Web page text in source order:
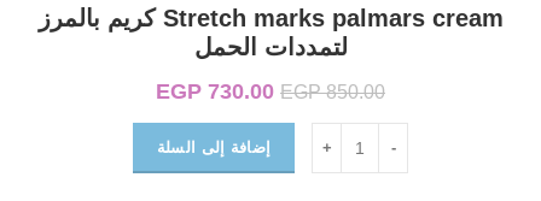
Stretch marks palmars cream كريم بالمرز
لتمددات الحمل
EGP850.00
السعر الأصلي هو:
EGP 850.00.
EGP 730.00
EGP 730.00.
إضافة إلى السلة